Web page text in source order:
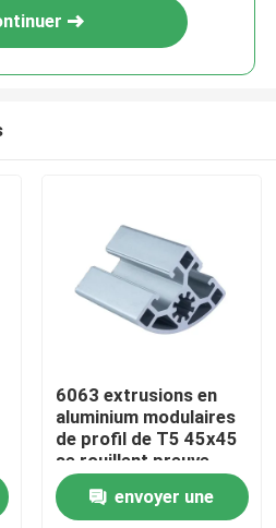
6063 extrusions en
aluminium modulaires
de profil de T5 45x45
se rouillent preuve
envoyer une